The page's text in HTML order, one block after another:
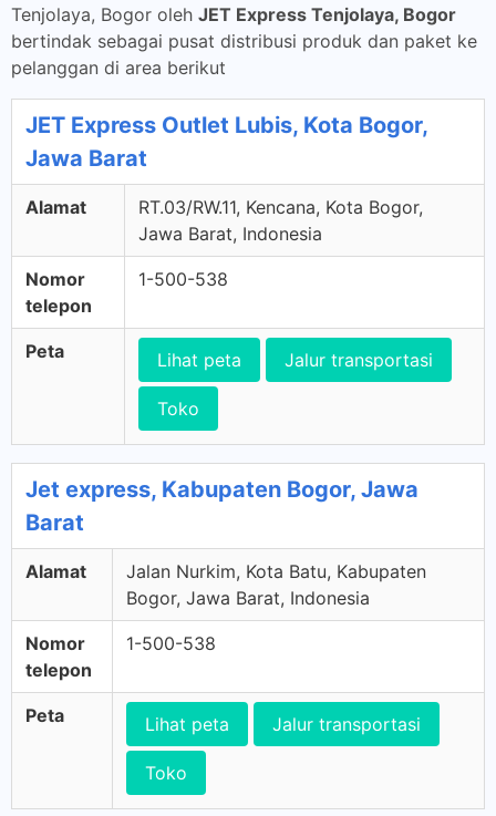
Tenjolaya, Bogor oleh JET Express Tenjolaya, Bogor
bertindak sebagai pusat distribusi produk dan paket ke
pelanggan di area berikut
JET Express Outlet Lubis, Kota Bogor,
Jawa Barat
Alamat
RT.03/RW.11, Kencana, Kota Bogor,
Jawa Barat, Indonesia
Nomor
telepon
1-500-538
Peta Lihat peta Jalur transportasi
Toko
Jet express, Kabupaten Bogor, Jawa
Barat
Alamat
Jalan Nurkim, Kota Batu, Kabupaten
Bogor, Jawa Barat, Indonesia
Nomor
telepon
1-500-538
Peta Lihat peta Jalur transportasi
Toko